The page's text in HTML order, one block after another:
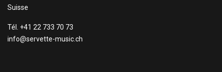
Suisse
Tél. +41 22 733 70 73
info@servette-music.ch